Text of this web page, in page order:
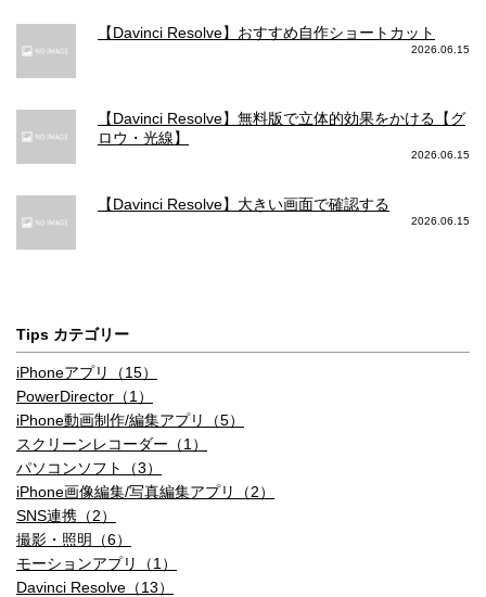
【Davinci Resolve】おすすめ自作ショートカット
2026.06.15
【Davinci Resolve】無料版で立体的効果をかける【グ
ロウ・光線】
2026.06.15
【Davinci Resolve】大きい画面で確認する
2026.06.15
Tips カテゴリー
iPhoneアプリ（15）
PowerDirector（1）
iPhone動画制作/編集アプリ（5）
スクリーンレコーダー（1）
パソコンソフト（3）
iPhone画像編集/写真編集アプリ（2）
SNS連携（2）
撮影・照明（6）
モーションアプリ（1）
Davinci Resolve（13）